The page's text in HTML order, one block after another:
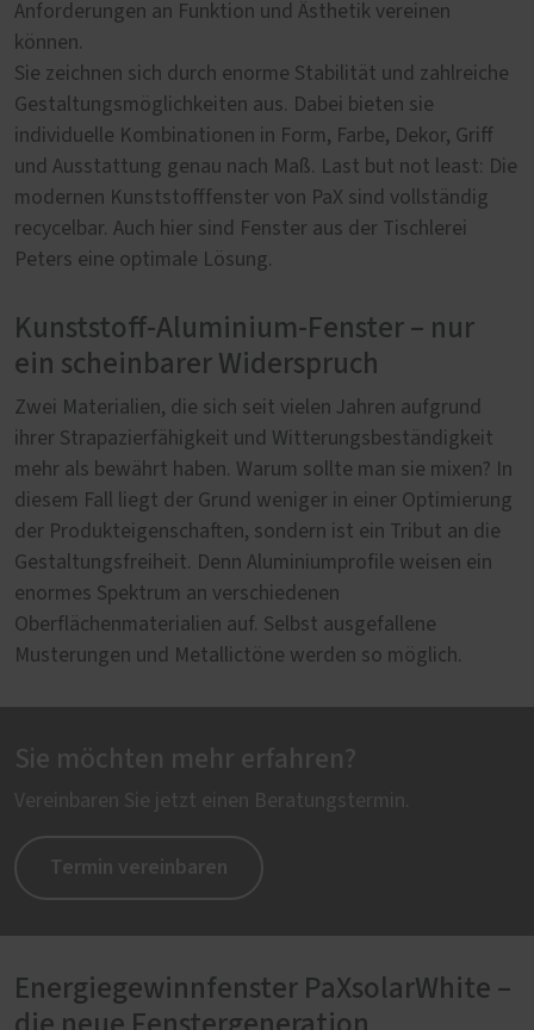
Anforderungen an Funktion und Ästhetik vereinen
können.
Sie zeichnen sich durch enorme Stabilität und zahlreiche
Gestaltungsmöglichkeiten aus. Dabei bieten sie
individuelle Kombinationen in Form, Farbe, Dekor, Griff
und Ausstattung genau nach Maß. Last but not least: Die
modernen Kunststofffenster von PaX sind vollständig
recycelbar. Auch hier sind Fenster aus der Tischlerei
Peters eine optimale Lösung.
Kunststoff-Aluminium-Fenster – nur
ein scheinbarer Widerspruch
Zwei Materialien, die sich seit vielen Jahren aufgrund
ihrer Strapazierfähigkeit und Witterungsbeständigkeit
mehr als bewährt haben. Warum sollte man sie mixen? In
diesem Fall liegt der Grund weniger in einer Optimierung
der Produkteigenschaften, sondern ist ein Tribut an die
Gestaltungsfreiheit. Denn Aluminiumprofile weisen ein
enormes Spektrum an verschiedenen
Oberflächenmaterialien auf. Selbst ausgefallene
Musterungen und Metallictöne werden so möglich.
Sie möchten mehr erfahren?
Vereinbaren Sie jetzt einen Beratungstermin.
Termin vereinbaren
Energiegewinnfenster PaXsolarWhite –